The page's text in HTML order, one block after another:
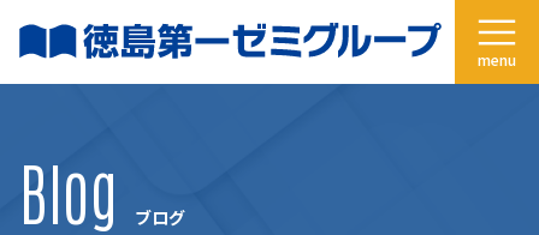
ン
ー
Blog ブログ